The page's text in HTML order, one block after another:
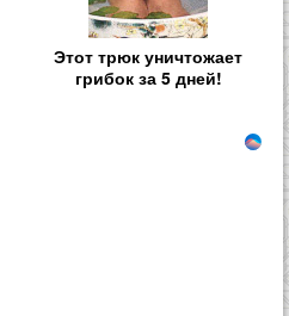
Этот трюк уничтожает
грибок за 5 дней!